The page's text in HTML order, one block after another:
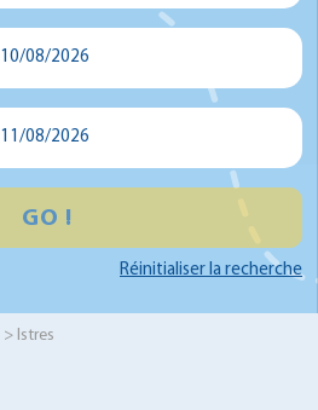
10/08/2026
11/08/2026
GO !
Réinitialiser la recherche
> Istres